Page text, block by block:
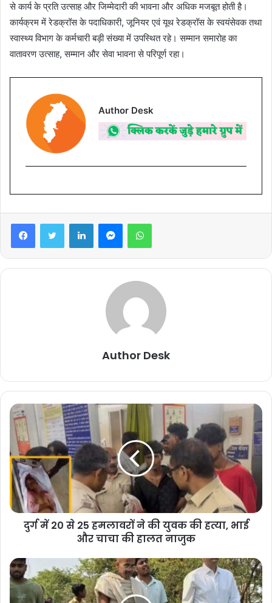
से कार्य के प्रति उत्साह और जिम्मेदारी की भावना और अधिक मजबूत होती है।
कार्यक्रम में रेडक्रॉस के पदाधिकारी, जूनियर एवं यूथ रेडक्रॉस के स्वयंसेवक तथा
स्वास्थ्य विभाग के कर्मचारी बड़ी संख्या में उपस्थित रहे। सम्मान समारोह का
वातावरण उत्साह, सम्मान और सेवा भावना से परिपूर्ण रहा।
Author Desk
FacebookTwitter LinkedInMessengerWhatsApp
Author Desk
दुर्ग में 20 से 25 हमलावरों ने की युवक की हत्या, भाई
और चाचा की हालत नाजुक